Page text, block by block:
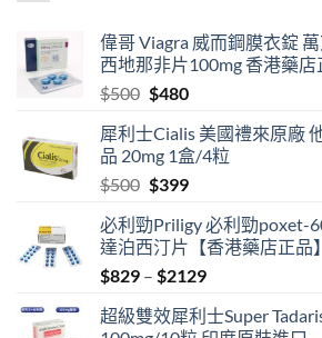
偉哥 Viagra 威而鋼膜衣錠
西地那非片100mg 香港藥店
$500 Original
was:
$500.
$480Current
is:
$480.
犀利士Cialis 美國禮來原廠
品 20mg 1盒/4粒
$500 Original
was:
$500.
$399Current
is:
$399.
必利勁Priligy 必利勁poxet-
達泊西汀片【香港藥店正品】
$829 – $2129Price
$829
超級雙效犀利士Super